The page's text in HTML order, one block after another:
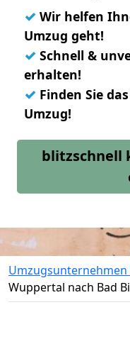
✓ Wir helfen
Umzug geht!
✓ Schnell &
erhalten!
✓ Finden Sie
Umzug!
blitzschnell
Wuppertal nach Bad